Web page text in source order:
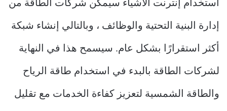
استخدام إنترنت الأشياء سيمكن شركات الطاقة من
إدارة البنية التحتية والوظائف ، وبالتالي إنشاء شبكة
أكثر استقرارًا بشكل عام. سيسمح هذا في النهاية
لشركات الطاقة بالبدء في استخدام طاقة الرياح
والطاقة الشمسية لتعزيز كفاءة الخدمات مع تقليل